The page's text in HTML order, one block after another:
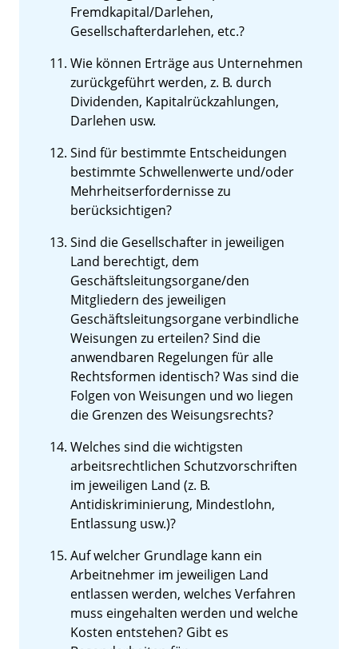
Fremdkapital/Darlehen,
Gesellschafterdarlehen, etc.?
Wie können Erträge aus Unternehmen
zurückgeführt werden, z. B. durch
Dividenden, Kapitalrückzahlungen,
Darlehen usw.
Sind für bestimmte Entscheidungen
bestimmte Schwellenwerte und/oder
Mehrheitserfordernisse zu
berücksichtigen?
Sind die Gesellschafter in jeweiligen
Land berechtigt, dem
Geschäftsleitungsorgane/den
Mitgliedern des jeweiligen
Geschäftsleitungsorgane verbindliche
Weisungen zu erteilen? Sind die
anwendbaren Regelungen für alle
Rechtsformen identisch? Was sind die
Folgen von Weisungen und wo liegen
die Grenzen des Weisungsrechts?
Welches sind die wichtigsten
arbeitsrechtlichen Schutzvorschriften
im jeweiligen Land (z. B.
Antidiskriminierung, Mindestlohn,
Entlassung usw.)?
Auf welcher Grundlage kann ein
Arbeitnehmer im jeweiligen Land
entlassen werden, welches Verfahren
muss eingehalten werden und welche
Kosten entstehen? Gibt es